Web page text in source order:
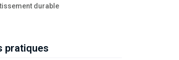
durable
pratiques